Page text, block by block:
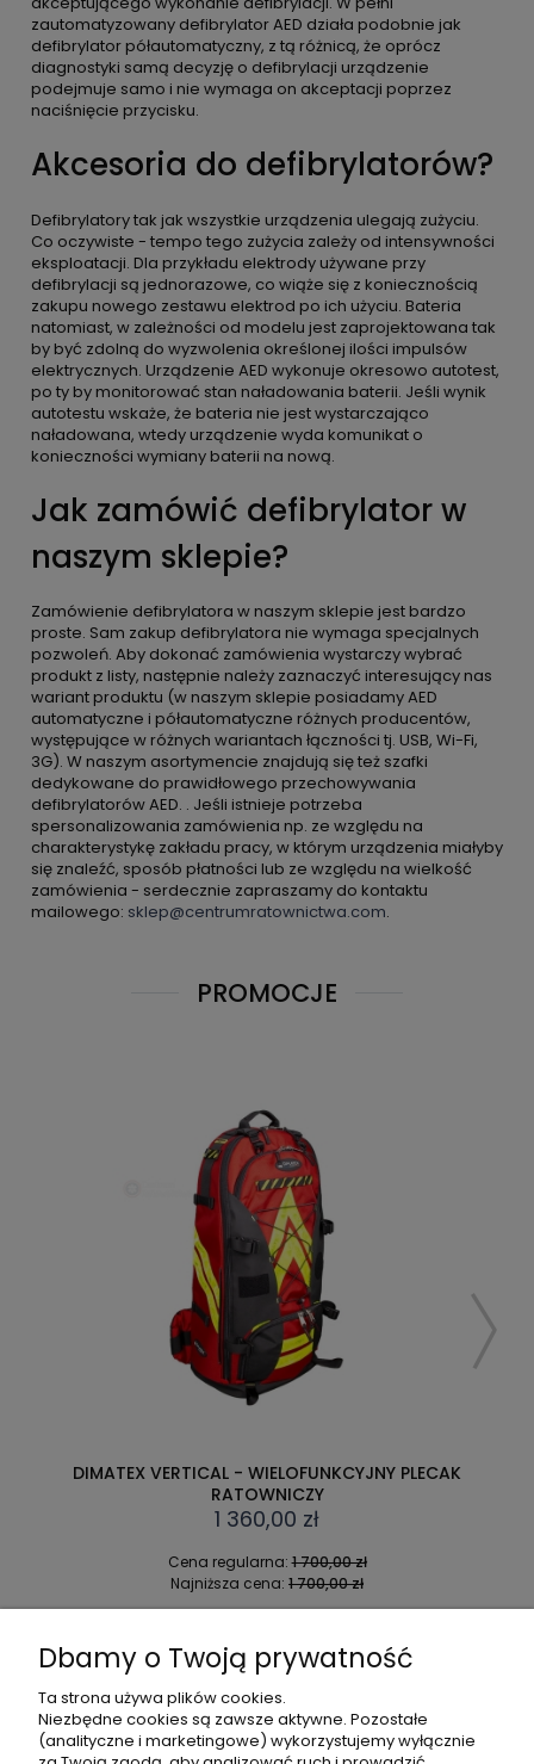
zautomatyzowany defibrylator AED działa podobnie jak
defibrylator półautomatyczny, z tą różnicą, że oprócz
diagnostyki samą decyzję o defibrylacji urządzenie
podejmuje samo i nie wymaga on akceptacji poprzez
naciśnięcie przycisku.
Akcesoria do defibrylatorów?
Defibrylatory tak jak wszystkie urządzenia ulegają zużyciu.
Co oczywiste - tempo tego zużycia zależy od intensywności
eksploatacji. Dla przykładu elektrody używane przy
defibrylacji są jednorazowe, co wiąże się z koniecznością
zakupu nowego zestawu elektrod po ich użyciu. Bateria
natomiast, w zależności od modelu jest zaprojektowana tak
by być zdolną do wyzwolenia określonej ilości impulsów
elektrycznych. Urządzenie AED wykonuje okresowo autotest,
po ty by monitorować stan naładowania baterii. Jeśli wynik
autotestu wskaże, że bateria nie jest wystarczająco
naładowana, wtedy urządzenie wyda komunikat o
konieczności wymiany baterii na nową.
Jak zamówić defibrylator w
naszym sklepie?
Zamówienie defibrylatora w naszym sklepie jest bardzo
proste. Sam zakup defibrylatora nie wymaga specjalnych
pozwoleń. Aby dokonać zamówienia wystarczy wybrać
produkt z listy, następnie należy zaznaczyć interesujący nas
wariant produktu (w naszym sklepie posiadamy AED
automatyczne i półautomatyczne różnych producentów,
występujące w różnych wariantach łączności tj. USB, Wi-Fi,
3G). W naszym asortymencie znajdują się też szafki
dedykowane do prawidłowego przechowywania
defibrylatorów AED. . Jeśli istnieje potrzeba
spersonalizowania zamówienia np. ze względu na
charakterystykę zakładu pracy, w którym urządzenia miałyby
się znaleźć, sposób płatności lub ze względu na wielkość
zamówienia - serdecznie zapraszamy do kontaktu
mailowego: sklep@centrumratownictwa.com.
PROMOCJE
DIMATEX VERTICAL - WIELOFUNKCYJNY PLECAK
RATOWNICZY
1 360,00 zł
Cena regularna:1 700,00 zł
Najniższa cena: 1 700,00 zł
POMOC
Dbamy o Twoją prywatność
Ta strona używa plików cookies.
Niezbędne cookies są zawsze aktywne. Pozostałe
(analityczne i marketingowe) wykorzystujemy wyłącznie